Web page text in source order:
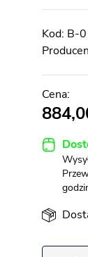
B-